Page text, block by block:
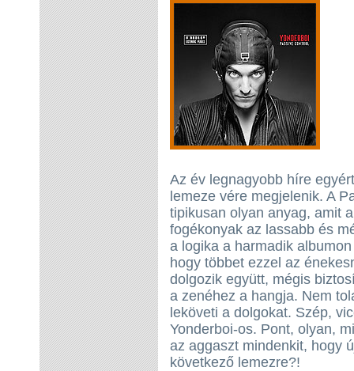
Az év legnagyobb híre
lemeze vére megjelenik. A
tipikusan olyan anyag, amit
fogékonyak az lassabb és
a logika a harmadik
hogy többet ezzel az
dolgozik együtt, mégis
a zenéhez a hangja. Nem
leköveti a dolgokat. Szép,
Yonderboi-os. Pont, olyan,
az aggaszt mindenkit, hogy
következő lemezre?!